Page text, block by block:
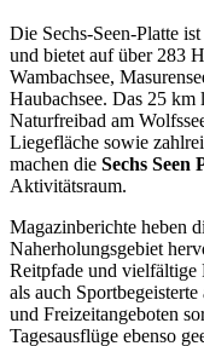
Die Sechs-Seen-Platte
und bietet auf über 283
Wambachsee,
Haubachsee. Das 25
Naturfreibad am
Liegefläche sowie
machen die Sechs Seen
Aktivitätsraum.
Magazinberichte heben
Naherholungsgebiet
Reitpfade und vielfältige
als auch
und Freizeitangeboten
Tagesausflüge ebenso